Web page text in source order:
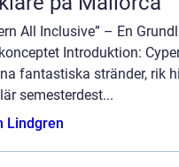
All Inclusive” – En
Introduktion:
fantastiska stränder, rik
semesterdest...
Lindgren